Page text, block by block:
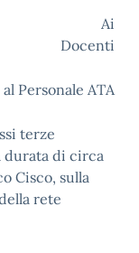
Docenti
al Personale ATA
terze
durata di circa
Cisco, sulla
rete